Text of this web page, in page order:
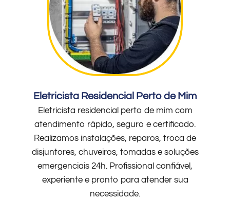
Eletricista Residencial Perto de Mim
Eletricista residencial perto de mim com
atendimento rápido, seguro e certificado.
Realizamos instalações, reparos, troca de
disjuntores, chuveiros, tomadas e soluções
emergenciais 24h. Profissional confiável,
experiente e pronto para atender sua
necessidade.